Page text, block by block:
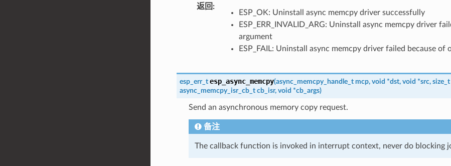
返回 :
ESP_OK: Uninstall async memcpy driver successfully
ESP_ERR_INVALID_ARG: Uninstall async memcpy driver
argument
ESP_FAIL: Uninstall async memcpy driver failed because of
esp_err_t esp_async_memcpy(async_memcpy_handle_t mcp, void *dst, void *src, size_t
async_memcpy_isr_cb_t cb_isr, void *cb_args)
Send an asynchronous memory copy request.
备注
The callback function is invoked in interrupt context, never do blocking